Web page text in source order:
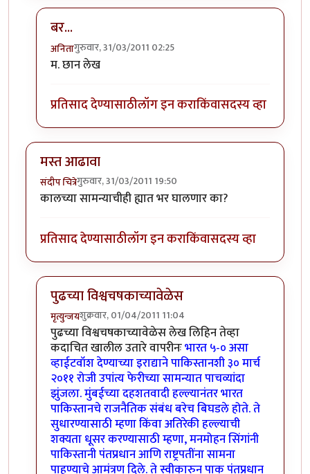
बर...
अनितागुरुवार, 31/03/2011 02:25
In reply to
म. छान लेख
प्रतिसाद देण्यासाठीलॉग इन कराकिंवासदस्य व्हा
मस्त आढावा
संदीप चित्रेगुरुवार, 31/03/2011 19:50
कालच्या सामन्याचीही ह्यात भर घालणार का?
प्रतिसाद देण्यासाठीलॉग इन कराकिंवासदस्य व्हा
पुढच्या विश्वचषकाच्यावेळेस
मृत्युन्जयशुक्रवार, 01/04/2011 11:04
In reply toमस्त आढावाbyसंदीप चित्रे
पुढच्या विश्वचषकाच्यावेळेस लेख लिहिन तेव्हा
कदाचित खालील उतारे वापरीनःभारत ५-० असा
व्हाईटवॉश देण्याच्या इराद्याने पाकिस्तानशी ३० मार्च
२०११ रोजी उपांत्य फेरीच्या सामन्यात पाचव्यांदा
झुंजला. मुंबईच्या दहशतवादी हल्ल्यानंतर भारत
पाकिस्तानचे राजनैतिक संबंध बरेच बिघडले होते. ते
सुधारण्यासाठी म्हणा किंवा अतिरेकी हल्ल्याची
शक्यता धूसर करण्यासाठी म्हणा, मनमोहन सिंगांनी
पाकिस्तानी पंतप्रधान आणि राष्ट्रपतींना सामना
पाहण्याचे आमंत्रण दिले. ते स्वीकारुन पाक पंतप्रधान